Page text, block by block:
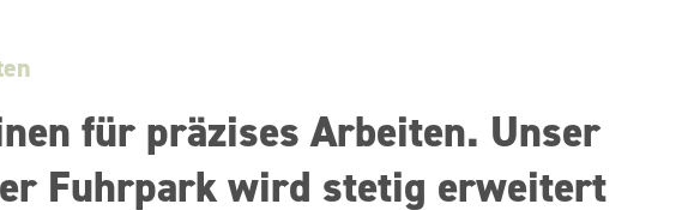
für präzises Arbeiten. Unser
Fuhrpark wird stetig erweitert